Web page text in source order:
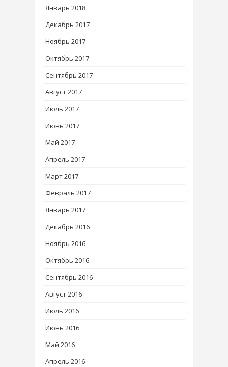
Январь 2018
Декабрь 2017
Ноябрь 2017
Октябрь 2017
Сентябрь 2017
Август 2017
Июль 2017
Июнь 2017
Май 2017
Апрель 2017
Март 2017
Февраль 2017
Январь 2017
Декабрь 2016
Ноябрь 2016
Октябрь 2016
Сентябрь 2016
Август 2016
Июль 2016
Июнь 2016
Май 2016
Апрель 2016